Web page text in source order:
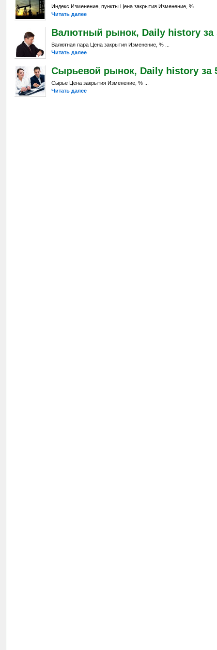
Индекс Изменение, пункты Цена закрытия Изменение, % ...
Читать далее
Валютный рынок, Daily history за
Валютная пара Цена закрытия Изменение, % ...
Читать далее
Сырьевой рынок, Daily history за
Сырье Цена закрытия Изменение, % ...
Читать далее